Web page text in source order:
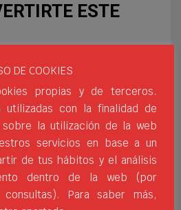
ESTE
verano y es
para
lugar. Son muchas
parques u otros entornos
una mesa de tenis
los usuari@s tengan
obstante,
DE COOKIES
propias y de terceros.
utilizadas con la finalidad de
sobre la utilización de la web
servicios en base a un
de tus hábitos y el análisis
dentro de la web (por
Para saber más,